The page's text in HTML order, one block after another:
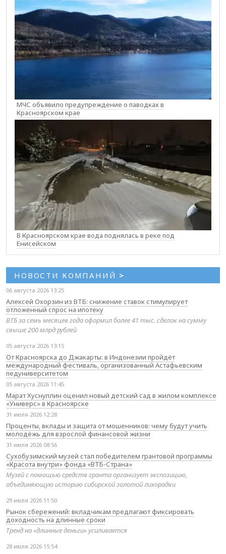
МЧС объявило предупреждение о паводках в
Красноярском крае
В Красноярском крае вода поднялась в реке под
Енисейском
НОВОСТИ КОМПАНИЙ >
06 августа 2026 13:25
Алексей Охорзин из ВТБ: снижение ставок стимулирует
отложенный спрос на ипотеку
ВТБ за семь месяцев года оформил более 41 тыс. сделок на сумму
свыше 200 млрд рублей
05 августа 2026 13:15
От Красноярска до Джакарты: в Индонезии пройдёт
международный фестиваль, организованный Астафьевским
педуниверситетом
05 августа 2026 11:45
Марат Хуснуллин оценил новый детский сад в жилом комплексе
«Универс» в Красноярске
31 июля 2026 12:28
Проценты, вклады и защита от мошенников: чему будут учить
молодёжь для взрослой финансовой жизни
31 июля 2026 08:56
Сухобузимский музей стал победителем грантовой программы
«Красота внутри» фонда «ВТБ-Страна»
Музей с помощью средств гранта организует экспозицию,
объединяющую историю сибирской золотой лихорадки
29 июля 2026 11:50
Рынок сбережений: вкладчикам предлагают фиксировать
доходность на длинные сроки
Тренд на «длинные деньги» усиливается
28 июля 2026 15:54